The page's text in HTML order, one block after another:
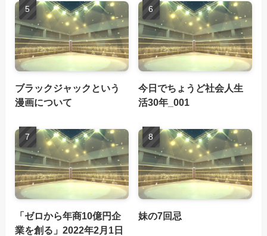
ブラックジャックという
漫画について
今日でちょうど社会人生
活30年_001
「ゼロから年商10億円企
業を創る」2022年2月1日
妹の7回忌